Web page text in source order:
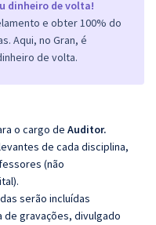
dinheiro de volta!
e obter 100% do
Aqui, no Gran, é
de volta.
o cargo de Auditor.
de cada disciplina,
(não
serão incluídas
gravações, divulgado